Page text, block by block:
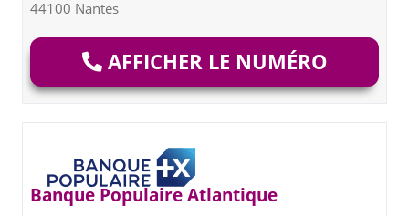
44100 Nantes
AFFICHER LE NUMÉRO
Banque Populaire Atlantique